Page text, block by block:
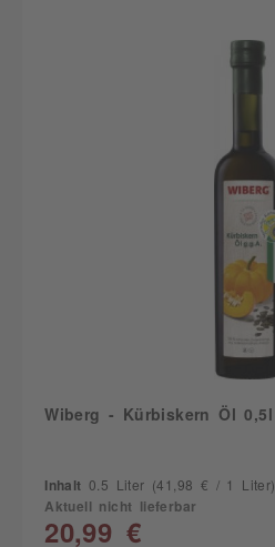
Wiberg - Kürbiskern Öl 0,5l
Inhalt 0.5 Liter (41,98 € / 1 Liter)
Aktuell nicht lieferbar
20,99 €